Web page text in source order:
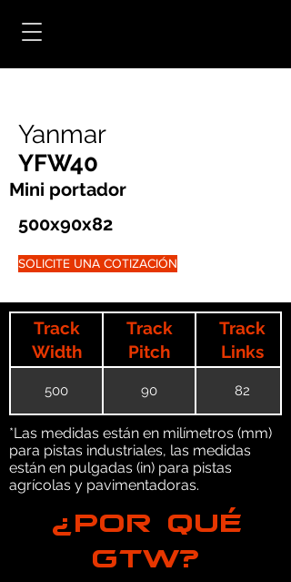
Yanmar
YFW40
Mini portador
500x90x82
SOLICITE UNA COTIZACIÓN
Track
Width
Track
Pitch
Track
Links
500 90 82
*Las medidas están en milímetros (mm)
para pistas industriales, las medidas
están en pulgadas (in) para pistas
agrícolas y pavimentadoras.
¿POR QUÉ
GTW?